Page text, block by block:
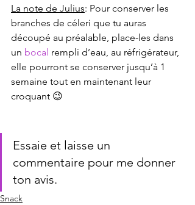
La note de Julius: Pour conserver les
branches de céleri que tu auras
découpé au préalable, place-les dans
un bocal rempli d’eau, au réfrigérateur,
elle pourront se conserver jusqu’à 1
semaine tout en maintenant leur
croquant 😉
Essaie et laisse un
commentaire pour me donner
ton avis.
Snack